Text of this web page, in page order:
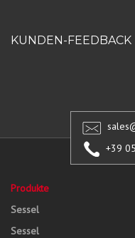
KUNDEN-FEEDBACK
+39
Produkte
Sessel
Sessel